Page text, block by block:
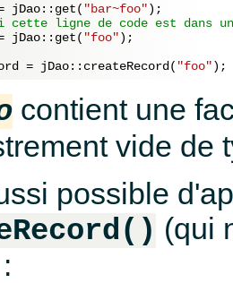
jDao::get( "bar~foo");
ligne de code est dans
jDao::get( "foo");
= jDao::createRecord( "foo"
contient une
vide de
possible
(qui